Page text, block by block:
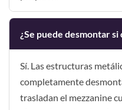
¿Se puede desmontar si
Sí. Las estructuras
completamente
trasladan el mezzanine